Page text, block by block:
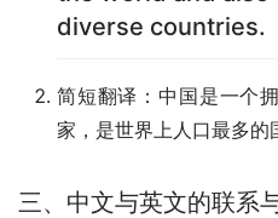
diverse countries.
简短翻译：中国是一个
家，是世界上人口最多的
三、中文与英文的联系